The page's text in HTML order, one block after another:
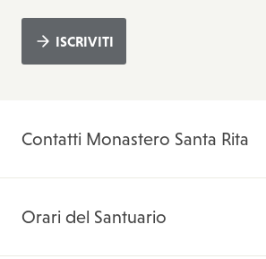
ISCRIVITI
Contatti Monastero Santa Rita
Orari del Santuario